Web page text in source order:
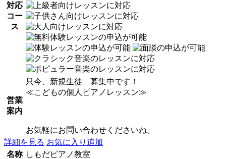
対応
コー
ス
営業
案内
只今、新規生徒 募集中です！
≪こどもの個人ピアノレッスン≫
お気軽にお問い合わせくださいね。
詳細を見る お気に入り追加
名称 しもだピアノ教室